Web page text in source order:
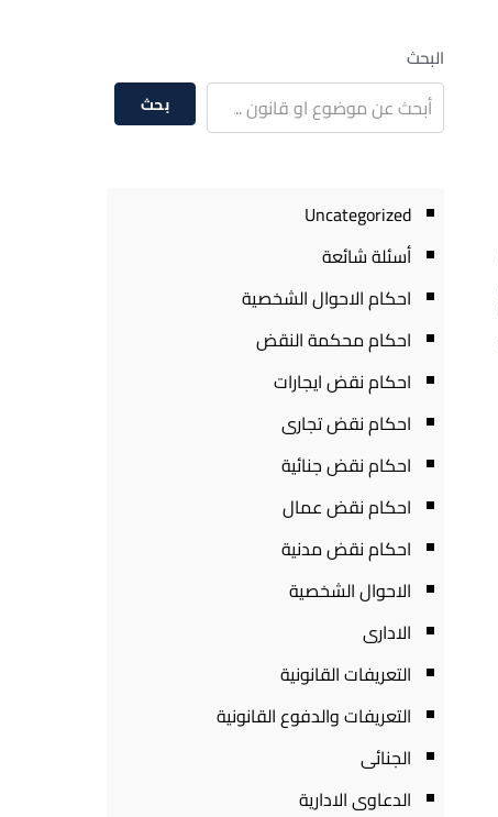
البحث
بحث
Uncategorized
أسئلة شائعة
احكام الاحوال الشخصية
احكام محكمة النقض
احكام نقض ايجارات
احكام نقض تجارى
احكام نقض جنائية
احكام نقض عمال
احكام نقض مدنية
الاحوال الشخصية
الادارى
التعريفات القانونية
التعريفات والدفوع القانونية
الجنائى
الدعاوى الادارية